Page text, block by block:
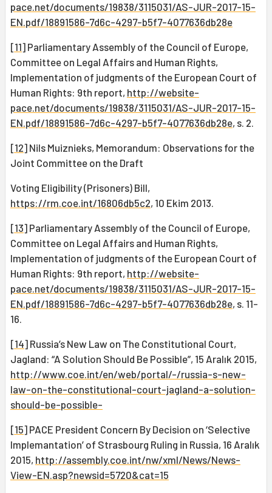
pace.net/documents/19838/3115031/AS-JUR-2017-15-
EN.pdf/18891586-7d6c-4297-b5f7-4077636db28e
[11] Parliamentary Assembly of the Council of Europe,
Committee on Legal Affairs and Human Rights,
Implementation of judgments of the European Court of
Human Rights: 9th report, http://website-
pace.net/documents/19838/3115031/AS-JUR-2017-15-
EN.pdf/18891586-7d6c-4297-b5f7-4077636db28e, s. 2.
[12] Nils Muiznieks, Memorandum: Observations for the
Joint Committee on the Draft
Voting Eligibility (Prisoners) Bill,
https://rm.coe.int/16806db5c2, 10 Ekim 2013.
[13] Parliamentary Assembly of the Council of Europe,
Committee on Legal Affairs and Human Rights,
Implementation of judgments of the European Court of
Human Rights: 9th report, http://website-
pace.net/documents/19838/3115031/AS-JUR-2017-15-
EN.pdf/18891586-7d6c-4297-b5f7-4077636db28e, s. 11-
16.
[14] Russia’s New Law on The Constitutional Court,
Jagland: “A Solution Should Be Possible”, 15 Aralık 2015,
http://www.coe.int/en/web/portal/-/russia-s-new-
law-on-the-constitutional-court-jagland-a-solution-
should-be-possible-
[15] PACE President Concern By Decision on ‘Selective
Implemantation’ of Strasbourg Ruling in Russia, 16 Aralık
2015, http://assembly.coe.int/nw/xml/News/News-
View-EN.asp?newsid=5720&cat=15